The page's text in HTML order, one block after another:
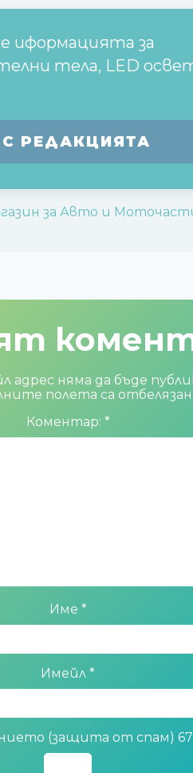
иформацията за
тела, LED
РЕДАКЦИЯТА
за Авто и
няма да бъде
полета са
Коментар: *
Име *
Имейл *
(защита от спам)